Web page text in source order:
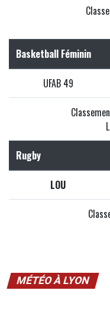
Basketball Féminin
UFAB 49
Rugby
LOU
MÉTÉO À LYON